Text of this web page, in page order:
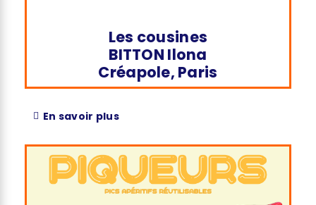
Les cousines
BITTON Ilona
Créapole, Paris
En savoir plus